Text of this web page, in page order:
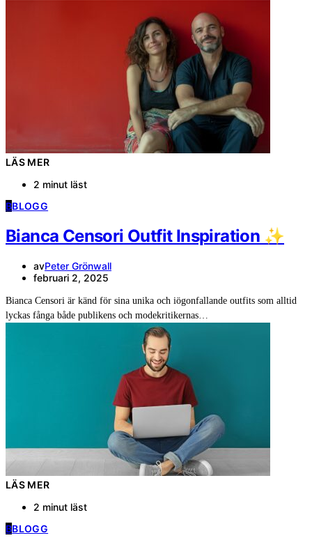
LÄS MER
2 minut läst
BBLOGG
Bianca Censori Outfit Inspiration ✨
avPeter Grönwall
februari 2, 2025
Bianca Censori är känd för sina unika och iögonfallande outfits som alltid
lyckas fånga både publikens och modekritikernas…
LÄS MER
2 minut läst
BBLOGG